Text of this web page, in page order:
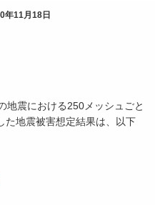
年11月18日
震における250メッシュごと
た地震被害想定結果は、以下